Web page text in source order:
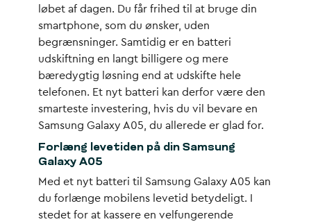
løbet af dagen. Du får frihed til at bruge din
smartphone, som du ønsker, uden
begrænsninger. Samtidig er en batteri
udskiftning en langt billigere og mere
bæredygtig løsning end at udskifte hele
telefonen. Et nyt batteri kan derfor være den
smarteste investering, hvis du vil bevare en
Samsung Galaxy A05, du allerede er glad for.
Forlæng levetiden på din Samsung
Galaxy A05
Med et nyt batteri til Samsung Galaxy A05 kan
du forlænge mobilens levetid betydeligt. I
stedet for at kassere en velfungerende